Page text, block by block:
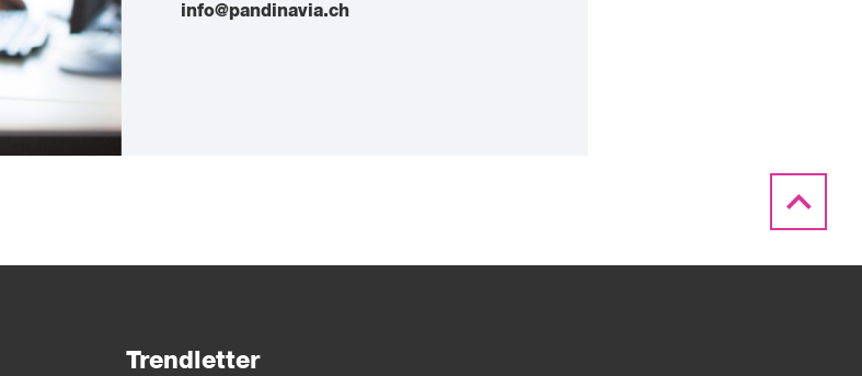
info@pandinavia.ch
Trendletter